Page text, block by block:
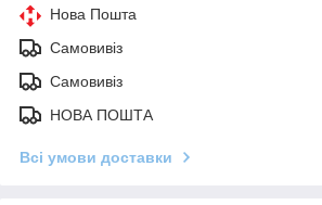
Нова Пошта
Самовивіз
Самовивіз
НОВА ПОШТА
Всі умови доставки